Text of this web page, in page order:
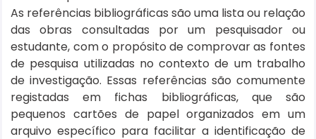
As referências bibliográficas são uma lista ou relação
das obras consultadas por um pesquisador ou
estudante, com o propósito de comprovar as fontes
de pesquisa utilizadas no contexto de um trabalho
de investigação. Essas referências são comumente
registadas em fichas bibliográficas, que são
pequenos cartões de papel organizados em um
arquivo específico para facilitar a identificação de